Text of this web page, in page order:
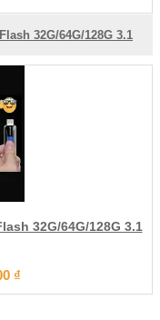
32G/64G/128G 3.1
32G/64G/128G 3.1
₫